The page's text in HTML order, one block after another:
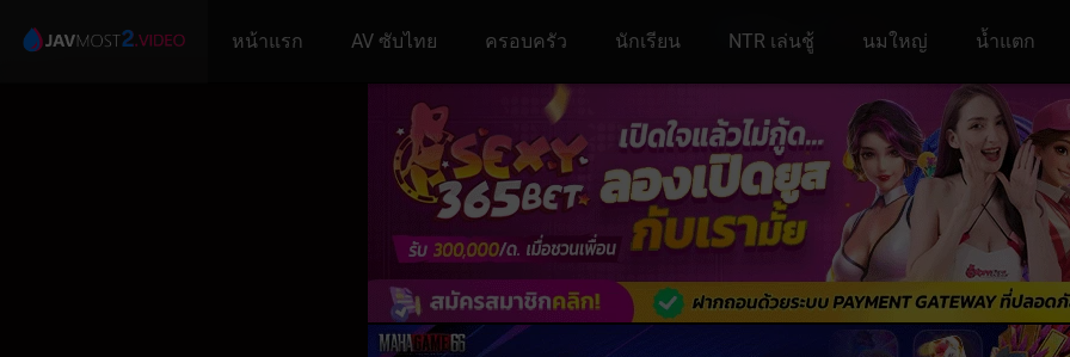
หน้าแรก AV ซับไทย ครอบครัว นักเรียน NTR เล่นชู้ นมใหญ่ น้ำแตก